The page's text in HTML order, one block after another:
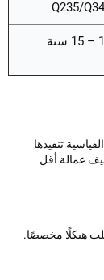
تنفيذها
أقل
مخصصًا.